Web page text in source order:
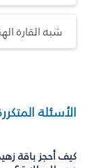
شبه القارة
الأسئلة
كيف أحجز باقة